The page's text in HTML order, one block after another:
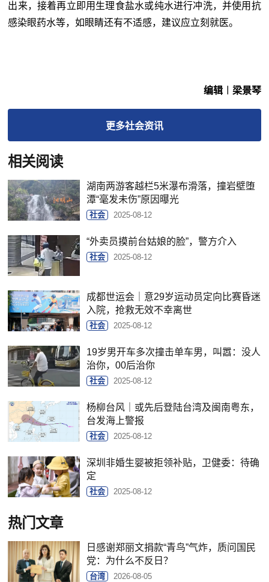
出来，接着再立即用生理食盐水或纯水进行冲洗，并使用抗
感染眼药水等，如眼睛还有不适感，建议应立刻就医。
编辑︱梁景琴
更多社会资讯
相关阅读
湖南两游客越栏5米瀑布滑落，撞岩壁堕
潭“毫发未伤”原因曝光
社会 2025-08-12
“外卖员摸前台姑娘的脸”，警方介入
社会 2025-08-12
成都世运会｜意29岁运动员定向比赛昏迷
入院，抢救无效不幸离世
社会 2025-08-12
19岁男开车多次撞击单车男，叫嚣：没人
治你，00后治你
社会 2025-08-12
杨柳台风｜或先后登陆台湾及闽南粤东，
台发海上警报
社会 2025-08-12
深圳非婚生婴被拒领补贴，卫健委：待确
定
社会 2025-08-12
热门文章
日感谢郑丽文捐款“青鸟”气炸，质问国民
党：为什么不反日？
台湾 2026-08-05